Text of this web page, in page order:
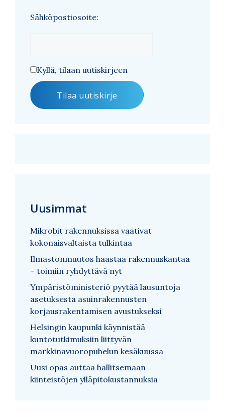
Sähköpostiosoite:
Kyllä, tilaan uutiskirjeen
Uusimmat
Mikrobit rakennuksissa vaativat
kokonaisvaltaista tulkintaa
Ilmastonmuutos haastaa rakennuskantaa
– toimiin ryhdyttävä nyt
Ympäristöministeriö pyytää lausuntoja
asetuksesta asuinrakennusten
korjausrakentamisen avustukseksi
Helsingin kaupunki käynnistää
kuntotutkimuksiin liittyvän
markkinavuoropuhelun kesäkuussa
Uusi opas auttaa hallitsemaan
kiinteistöjen ylläpitokustannuksia